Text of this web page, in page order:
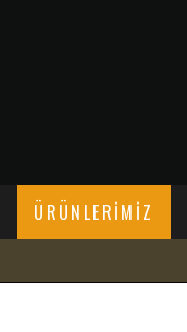
ÜRÜNLERİMİZ